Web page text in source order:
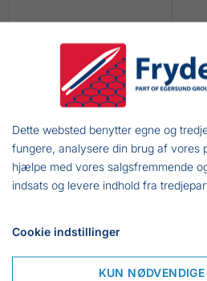
PLASTIC ØSESKOVL
RØD
18,00 DKK
Dette websted benytter egne og
fungere, analysere din brug af vores
hjælpe med vores salgsfremmende
indsats og levere indhold fra
Cookie indstillinger
KUN